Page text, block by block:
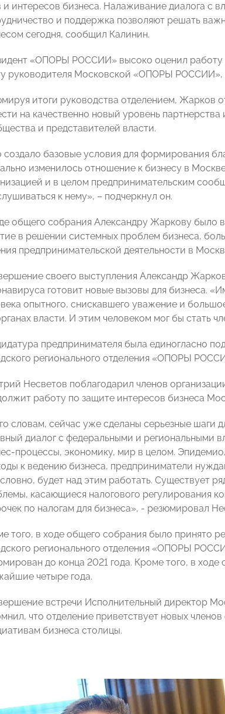
и интересов бизнеса. Налаживание диалога с
и поддержка позволяют решать
сегодня, сообщил Калинин.
«ОПОРЫ РОССИИ» высоко оценил работу
руководителя Московской «ОПОРЫ РОССИИ»,
итоги руководства отделением, Жарков
на качественно новый уровень
и представителей власти.
создало базовые условия для формирования
изменилось отношение к бизнесу в
и в целом предпринимательским
к нему», – подчеркнул он.
общего собрания Александру Жаркову было
в решении системных проблем бизнеса,
предпринимательской деятельности в
своего выступления Александр
готовит новые вызовы для бизнеса.
опытного, снискавшего уважение и
власти. И этим человеком мог бы
предпринимателя была единогласно
регионального отделения «ОПОРЫ
Несветов поблагодарил членов
работу по защите интересов бизнеса
словам, сейчас уже сделаны серьезные
диалог с федеральными и региональными
процессы, экономику, мир в целом.
к ведению бизнеса, предприниматели
будет над этим работать. Существует
касающиеся налогового регулирования
по налогам для бизнеса», - резюмировал
того, в ходе общего собрания было принято
регионального отделения «ОПОРЫ
до конца 2021 года. Кроме того, в
четыре года.
встречи Исполнительный директор
что отделение приветствует новых
бизнеса столицы.